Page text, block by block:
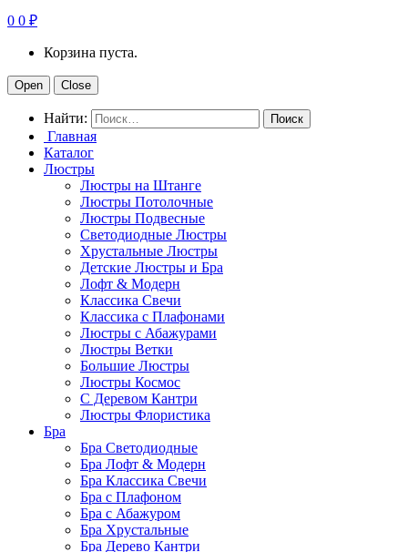
0 0 ₽
Корзина пуста.
Open Close
Найти:
Главная
Каталог
Люстры
Люстры на Штанге
Люстры Потолочные
Люстры Подвесные
Светодиодные Люстры
Хрустальные Люстры
Детские Люстры и Бра
Лофт & Модерн
Классика Свечи
Классика с Плафонами
Люстры с Абажурами
Люстры Ветки
Большие Люстры
Люстры Космос
С Деревом Кантри
Люстры Флористика
Бра
Бра Светодиодные
Бра Лофт & Модерн
Бра Классика Свечи
Бра с Плафоном
Бра с Абажуром
Бра Хрустальные
Бра Дерево Кантри